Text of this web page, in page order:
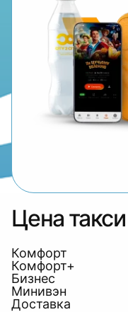
Цена такси
Комфорт
Комфорт+
Бизнес
Минивэн
Доставка